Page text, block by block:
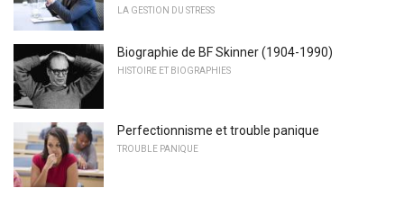
LA GESTION DU STRESS
Biographie de BF Skinner (1904-1990)
HISTOIRE ET BIOGRAPHIES
Perfectionnisme et trouble panique
TROUBLE PANIQUE